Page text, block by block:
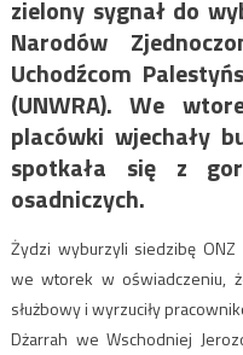
zielony sygnał do
Narodów
Uchodźcom
(UNWRA). We
placówki wjechały
spotkała się z
osadniczych.
Żydzi wyburzyli siedzibę ONZ
we wtorek w oświadczeniu,
służbowy i wyrzuciły
Dżarrah we Wschodniej